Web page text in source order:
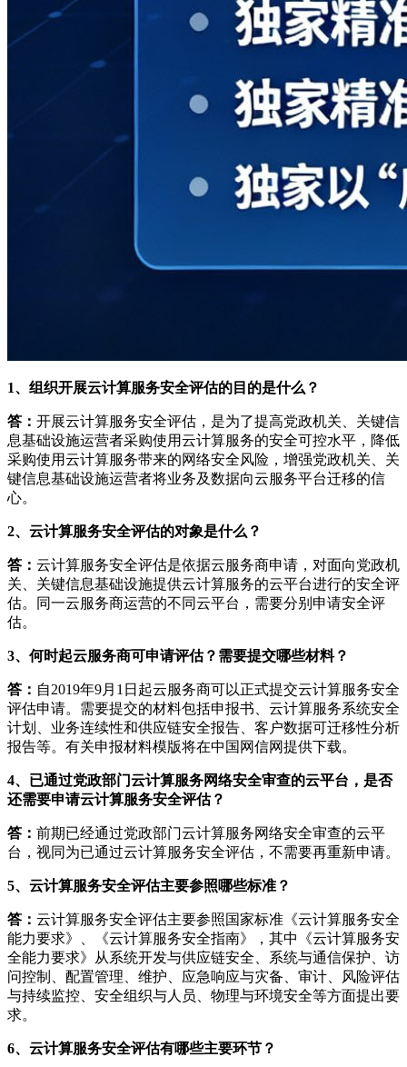
1、组织开展云计算服务安全评估的目的是什么？
答： 开展云计算服务安全评估，是为了提高党政机关、关键信
息基础设施运营者采购使用云计算服务的安全可控水平，降低
采购使用云计算服务带来的网络安全风险，增强党政机关、关
键信息基础设施运营者将业务及数据向云服务平台迁移的信
心。
2、云计算服务安全评估的对象是什么？
答： 云计算服务安全评估是依据云服务商申请，对面向党政机
关、关键信息基础设施提供云计算服务的云平台进行的安全评
估。同一云服务商运营的不同云平台，需要分别申请安全评
估。
3、何时起云服务商可申请评估？需要提交哪些材料？
答： 自2019年9月1日起云服务商可以正式提交云计算服务安全
评估申请。需要提交的材料包括申报书、云计算服务系统安全
计划、业务连续性和供应链安全报告、客户数据可迁移性分析
报告等。有关申报材料模版将在中国网信网提供下载。
4、已通过党政部门云计算服务网络安全审查的云平台，是否
还需要申请云计算服务安全评估？
答： 前期已经通过党政部门云计算服务网络安全审查的云平
台，视同为已通过云计算服务安全评估，不需要再重新申请。
5、云计算服务安全评估主要参照哪些标准？
答： 云计算服务安全评估主要参照国家标准《云计算服务安全
能力要求》、《云计算服务安全指南》，其中《云计算服务安
全能力要求》从系统开发与供应链安全、系统与通信保护、访
问控制、配置管理、维护、应急响应与灾备、审计、风险评估
与持续监控、安全组织与人员、物理与环境安全等方面提出要
求。
6、云计算服务安全评估有哪些主要环节？